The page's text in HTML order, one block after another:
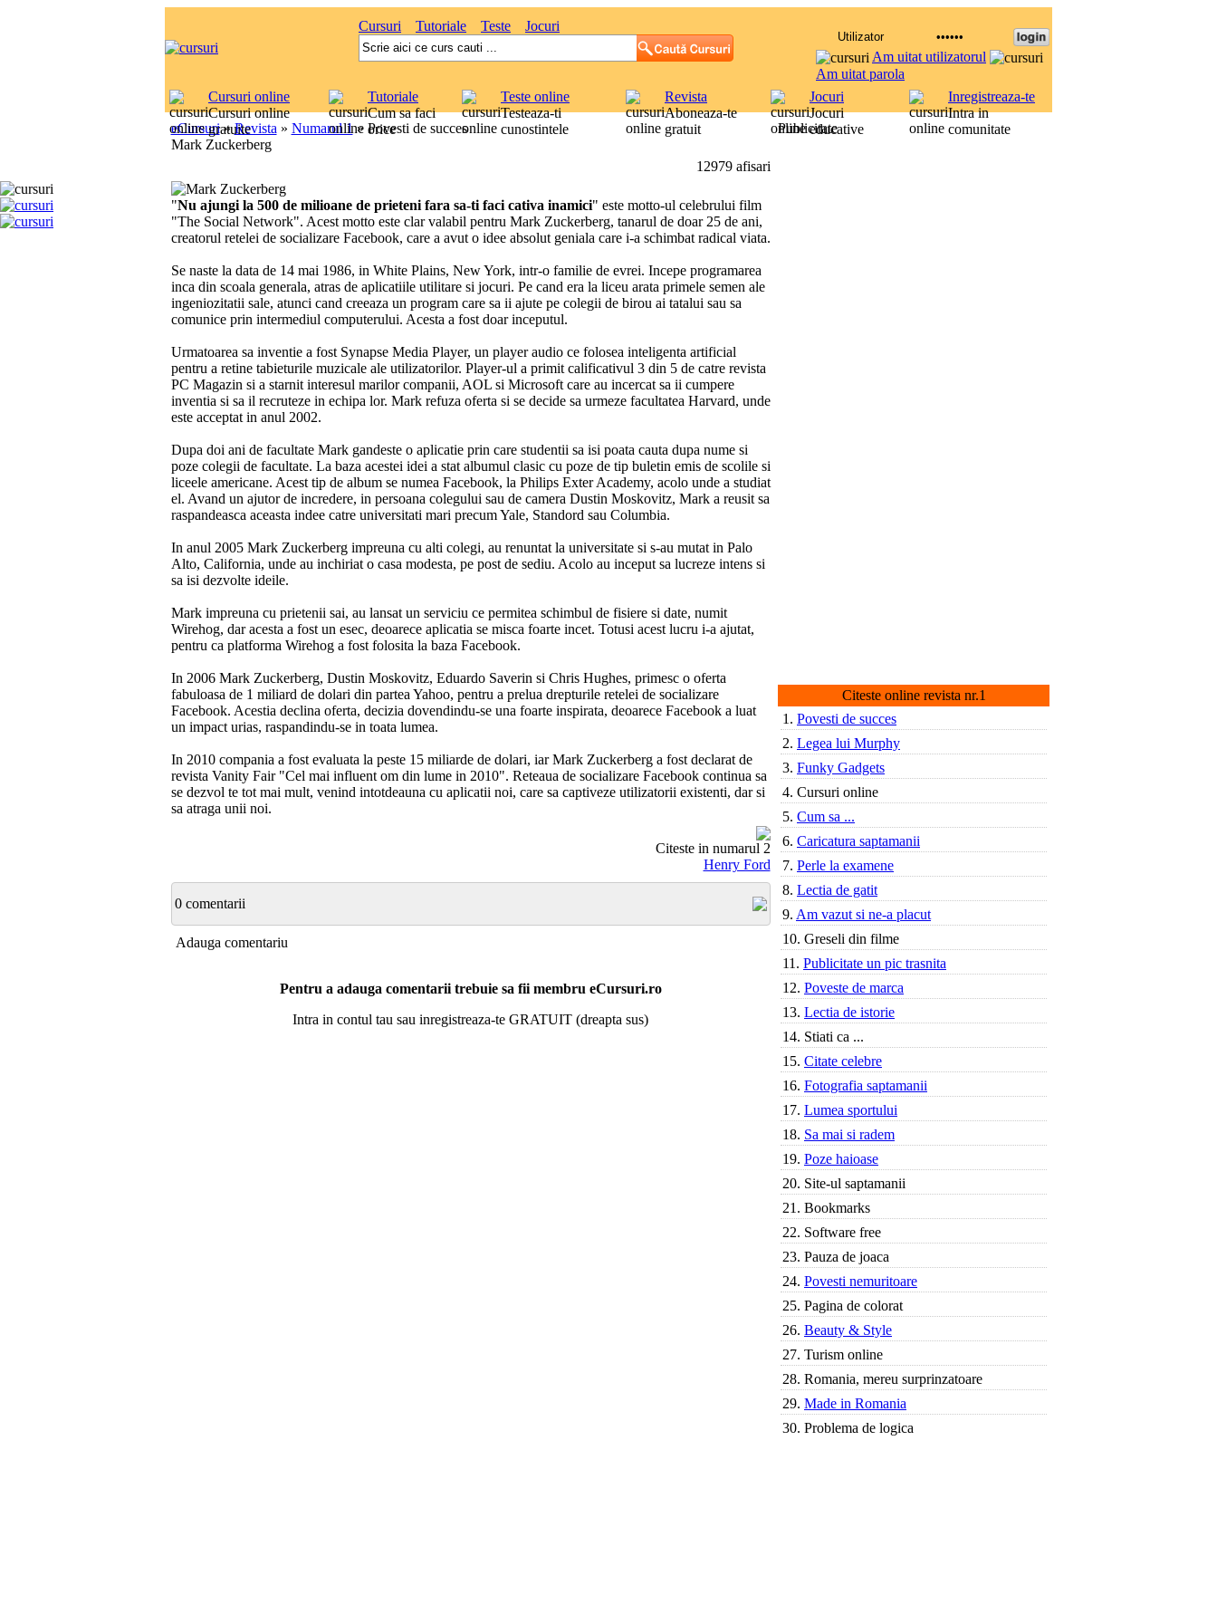
Cursuri Tutoriale Teste
Jocuri
Am uitat utilizatorul
Am uitat parola
Cursuri online
Cursuri online
gratuite
Tutoriale
Cum sa faci
orice
Teste online
Testeaza-ti
cunostintele
Revista
Aboneaza-te
gratuit
Jocuri
Jocuri
educative
Inregistreaza-te
Intra in
comunitate
eCursuri»Revista » Numarul 1» Povesti de succes
Mark Zuckerberg
12979 afisari
"Nu ajungi la 500 de milioane de prieteni fara sa-ti faci cativa inamici" este motto-ul celebrului film
"The Social Network". Acest motto este clar valabil pentru Mark Zuckerberg, tanarul de doar 25 de ani,
creatorul retelei de socializare Facebook, care a avut o idee absolut geniala care i-a schimbat radical viata.
Se naste la data de 14 mai 1986, in White Plains, New York, intr-o familie de evrei. Incepe programarea
inca din scoala generala, atras de aplicatiile utilitare si jocuri. Pe cand era la liceu arata primele semen ale
ingeniozitatii sale, atunci cand creeaza un program care sa ii ajute pe colegii de birou ai tatalui sau sa
comunice prin intermediul computerului. Acesta a fost doar inceputul.
Urmatoarea sa inventie a fost Synapse Media Player, un player audio ce folosea inteligenta artificial
pentru a retine tabieturile muzicale ale utilizatorilor. Player-ul a primit calificativul 3 din 5 de catre revista
PC Magazin si a starnit interesul marilor companii, AOL si Microsoft care au incercat sa ii cumpere
inventia si sa il recruteze in echipa lor. Mark refuza oferta si se decide sa urmeze facultatea Harvard, unde
este acceptat in anul 2002.
Dupa doi ani de facultate Mark gandeste o aplicatie prin care studentii sa isi poata cauta dupa nume si
poze colegii de facultate. La baza acestei idei a stat albumul clasic cu poze de tip buletin emis de scolile si
liceele americane. Acest tip de album se numea Facebook, la Philips Exter Academy, acolo unde a studiat
el. Avand un ajutor de incredere, in persoana colegului sau de camera Dustin Moskovitz, Mark a reusit sa
raspandeasca aceasta indee catre universitati mari precum Yale, Standord sau Columbia.
In anul 2005 Mark Zuckerberg impreuna cu alti colegi, au renuntat la universitate si s-au mutat in Palo
Alto, California, unde au inchiriat o casa modesta, pe post de sediu. Acolo au inceput sa lucreze intens si
sa isi dezvolte ideile.
Mark impreuna cu prietenii sai, au lansat un serviciu ce permitea schimbul de fisiere si date, numit
Wirehog, dar acesta a fost un esec, deoarece aplicatia se misca foarte incet. Totusi acest lucru i-a ajutat,
pentru ca platforma Wirehog a fost folosita la baza Facebook.
In 2006 Mark Zuckerberg, Dustin Moskovitz, Eduardo Saverin si Chris Hughes, primesc o oferta
fabuloasa de 1 miliard de dolari din partea Yahoo, pentru a prelua drepturile retelei de socializare
Facebook. Acestia declina oferta, decizia dovendindu-se una foarte inspirata, deoarece Facebook a luat
un impact urias, raspandindu-se in toata lumea.
In 2010 compania a fost evaluata la peste 15 miliarde de dolari, iar Mark Zuckerberg a fost declarat de
revista Vanity Fair "Cel mai influent om din lume in 2010". Reteaua de socializare Facebook continua sa
se dezvol te tot mai mult, venind intotdeauna cu aplicatii noi, care sa captiveze utilizatorii existenti, dar si
sa atraga unii noi.
Citeste in numarul 2
Henry Ford
0 comentarii
Adauga comentariu
Pentru a adauga comentarii trebuie sa fii membru eCursuri.ro
Intra in contul tau sau inregistreaza-te GRATUIT (dreapta sus)
Publicitate
Citeste online revista nr.1
1. Povesti de succes
2. Legea lui Murphy
3. Funky Gadgets
4. Cursuri online
5. Cum sa ...
6. Caricatura saptamanii
7. Perle la examene
8. Lectia de gatit
9. Am vazut si ne-a placut
10. Greseli din filme
11. Publicitate un pic trasnita
12. Poveste de marca
13. Lectia de istorie
14. Stiati ca ...
15. Citate celebre
16. Fotografia saptamanii
17. Lumea sportului
18. Sa mai si radem
19. Poze haioase
20. Site-ul saptamanii
21. Bookmarks
22. Software free
23. Pauza de joaca
24. Povesti nemuritoare
25. Pagina de colorat
26. Beauty & Style
27. Turism online
28. Romania, mereu surprinzatoare
29. Made in Romania
30. Problema de logica